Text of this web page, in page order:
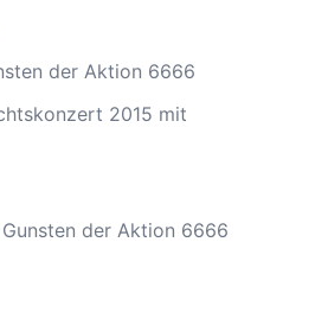
der Aktion 6666
2015 mit
der Aktion 6666